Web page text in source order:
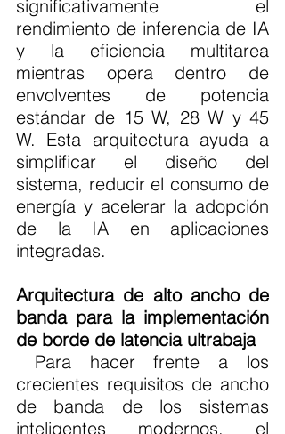
significativamente el
rendimiento de inferencia de IA
y la eficiencia multitarea
mientras opera dentro de
envolventes de potencia
estándar de 15 W, 28 W y 45
W. Esta arquitectura ayuda a
simplificar el diseño del
sistema, reducir el consumo de
energía y acelerar la adopción
de la IA en aplicaciones
integradas.
Arquitectura de alto ancho de
banda para la implementación
de borde de latencia ultrabaja
crecientes requisitos de ancho
de banda de los sistemas
inteligentes modernos, el